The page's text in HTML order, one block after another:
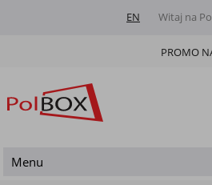
Witaj na
EN
PROMO
Menu